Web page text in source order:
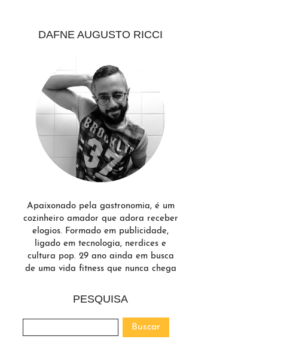
DAFNE AUGUSTO RICCI
Apaixonado pela gastronomia, é um
cozinheiro amador que adora receber
elogios. Formado em publicidade,
ligado em tecnologia, nerdices e
cultura pop. 29 ano ainda em busca
de uma vida fitness que nunca chega
PESQUISA